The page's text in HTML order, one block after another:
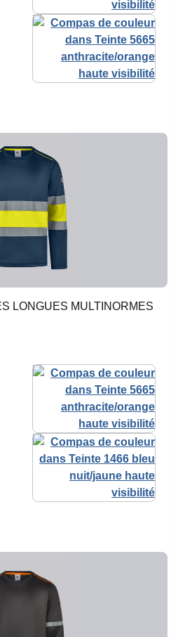
LONGUES MULTINORMES